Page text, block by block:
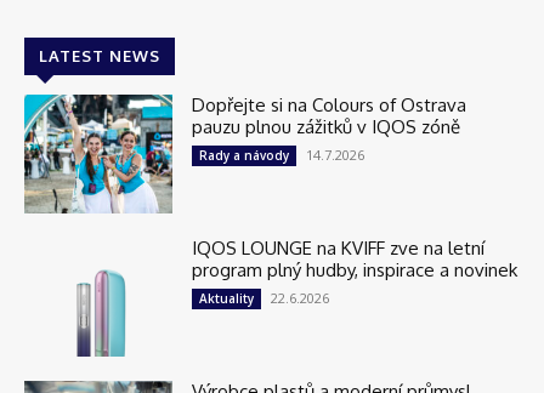
LATEST NEWS
Dopřejte si na Colours of Ostrava
pauzu plnou zážitků v IQOS zóně
Rady a návody 14.7.2026
IQOS LOUNGE na KVIFF zve na letní
program plný hudby, inspirace a novinek
Aktuality 22.6.2026